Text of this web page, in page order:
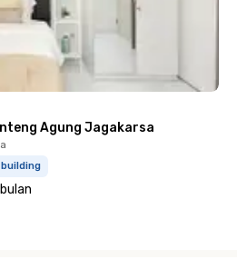
Agung Jagakarsa
bulan